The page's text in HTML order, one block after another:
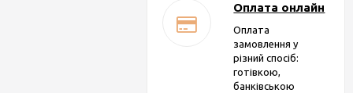
Оплата онлайн
Оплата
замовлення у
різний спосіб:
готівкою,
банківською